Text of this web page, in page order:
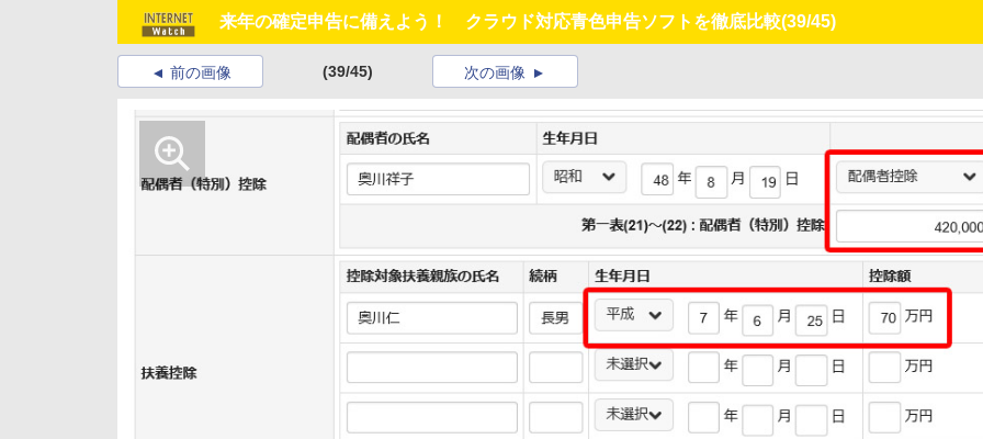
来年の確定申告に備えよう！ クラウド対応青色申告ソフトを徹底比較(39/45)
前の画像 (39/45) 次の画像